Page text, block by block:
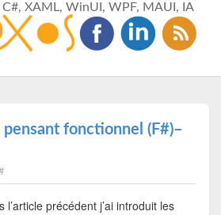
XAML, WinUI, WPF, MAUI, IA
pensant fonctionnel (F#)–
précédent j’ai introduit les